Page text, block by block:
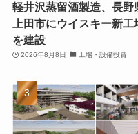
軽井沢蒸留酒製造、長野
上田市にウイスキー新工
を建設
2026年8月8日 工場・設備投資